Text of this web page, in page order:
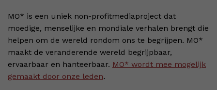
MO* is een uniek non-profitmediaproject dat
moedige, menselijke en mondiale verhalen brengt die
helpen om de wereld rondom ons te begrijpen. MO*
maakt de veranderende wereld begrijpbaar,
ervaarbaar en hanteerbaar. MO* wordt mee mogelijk
gemaakt door onze leden.